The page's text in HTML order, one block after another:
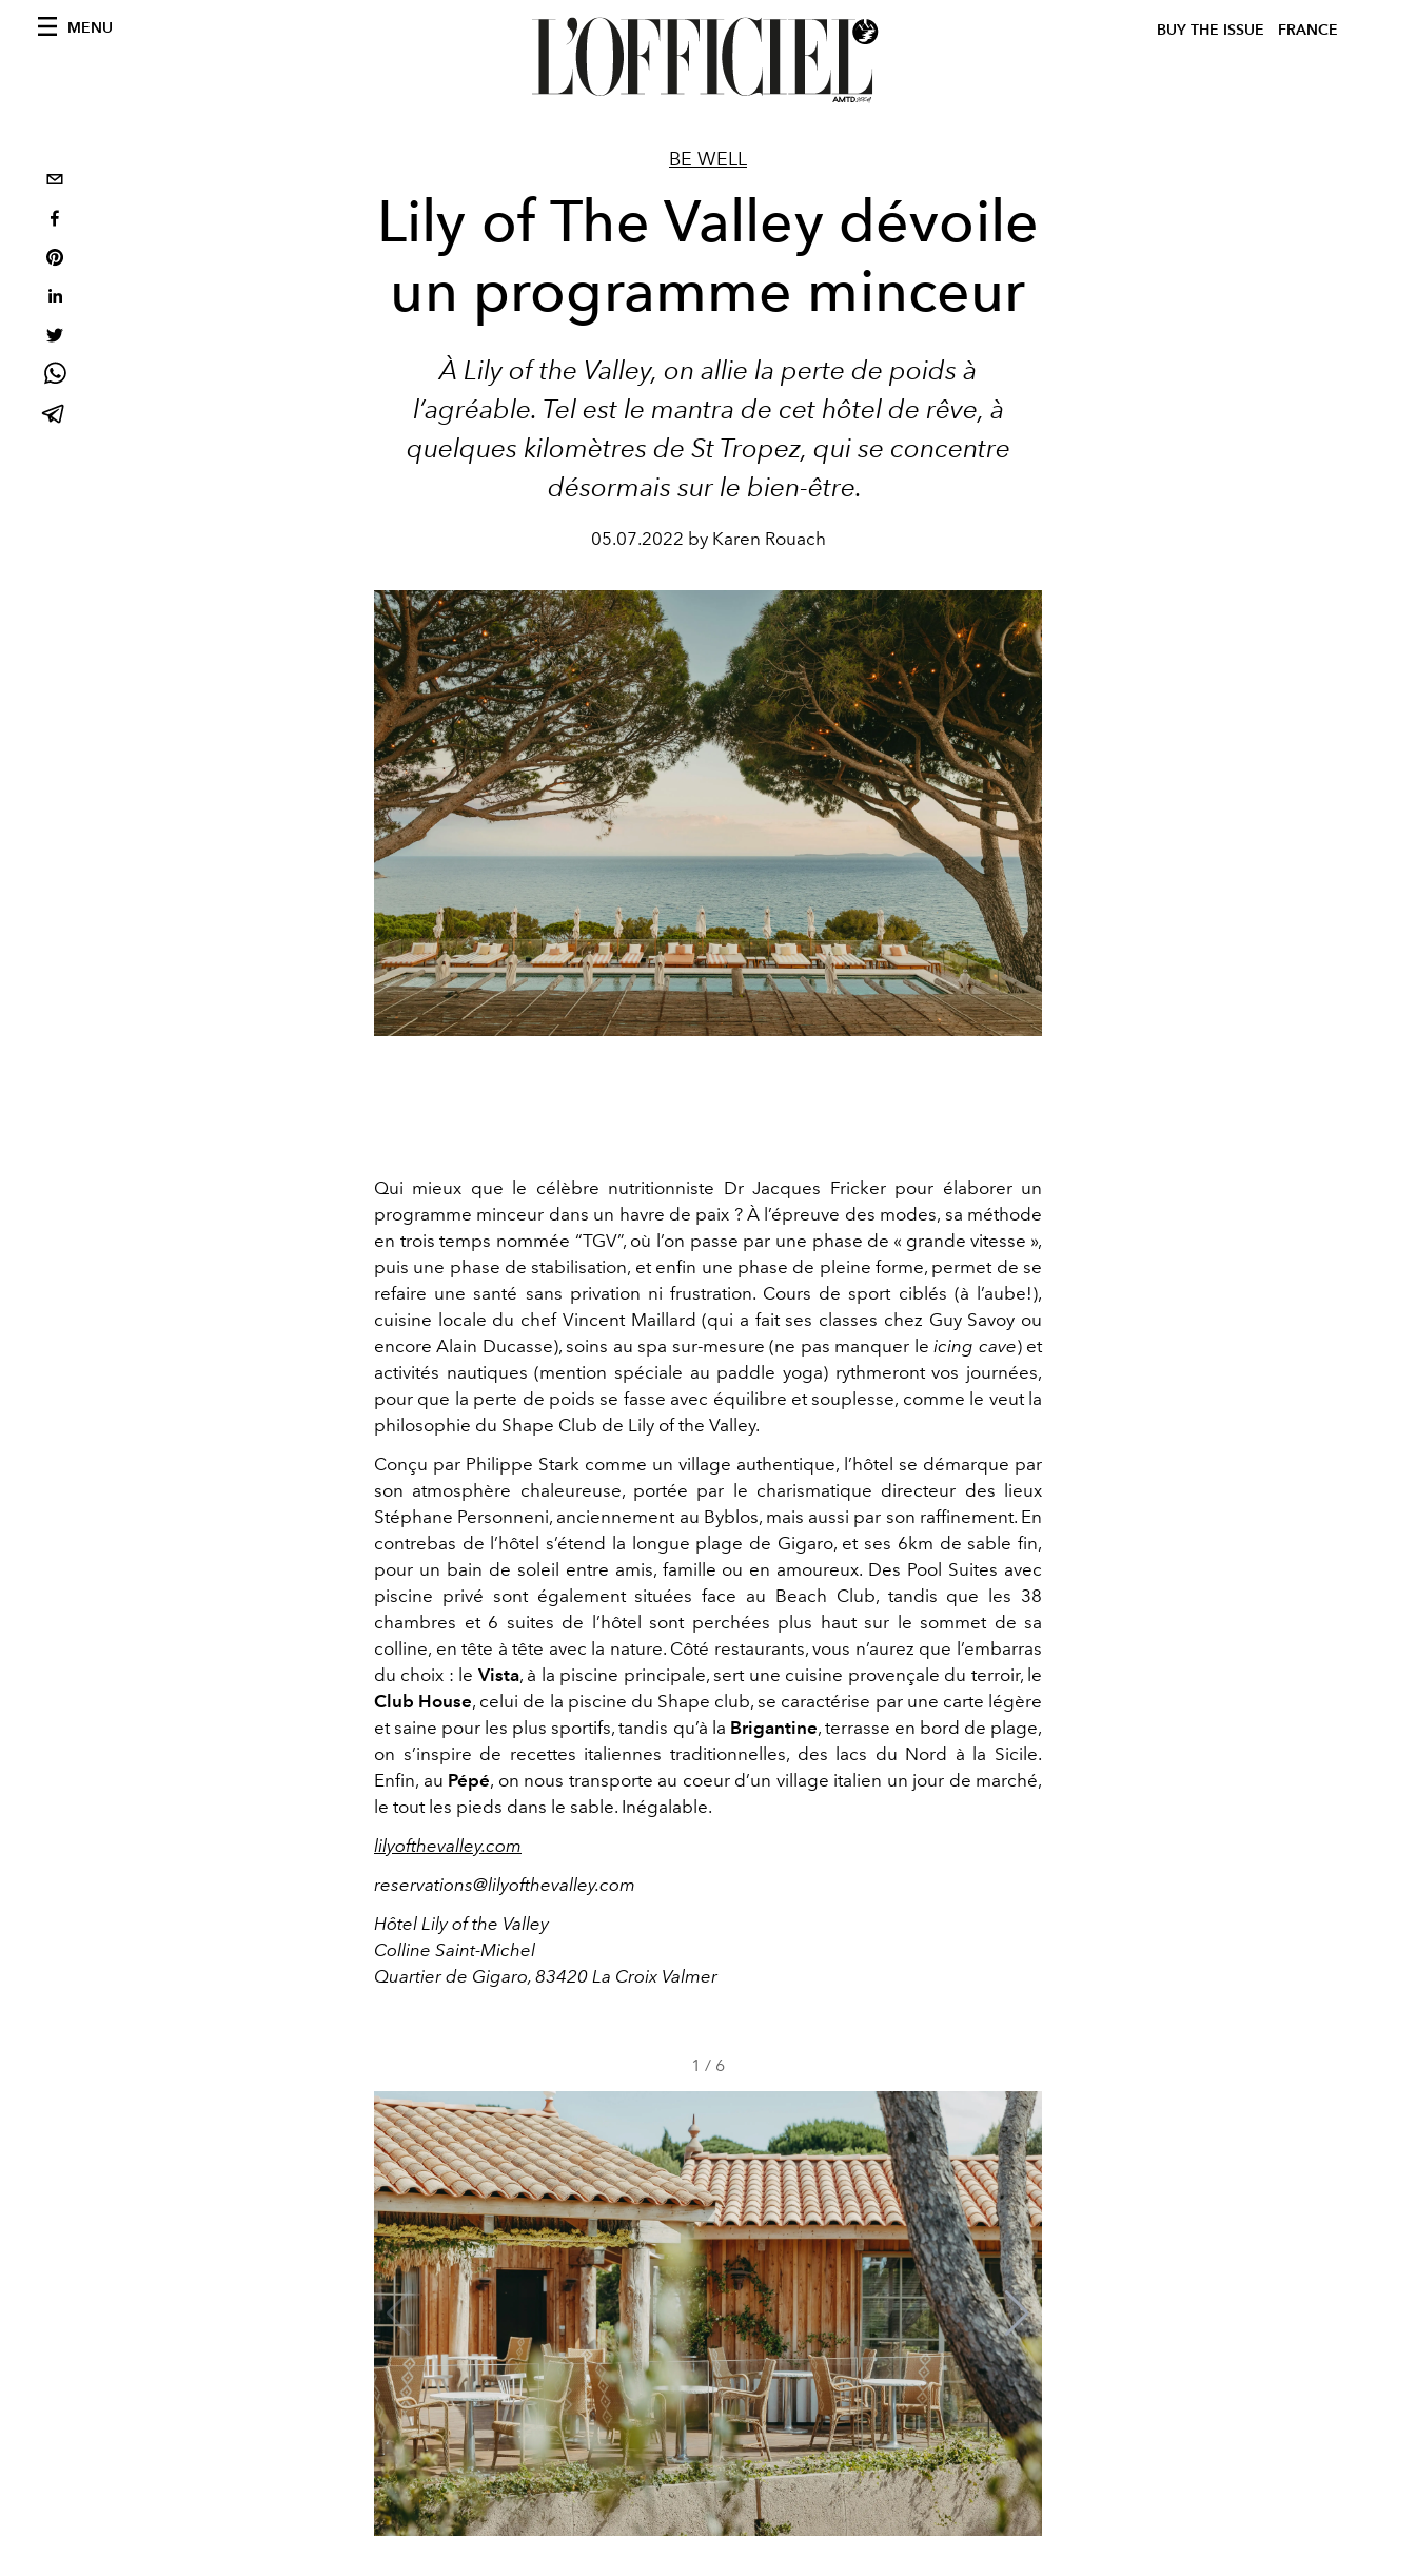
MENU BUY THE ISSUE FRANCE
BE WELL
Lily of The Valley dévoile
un programme minceur
À Lily of the Valley, on allie la perte de poids à
l’agréable. Tel est le mantra de cet hôtel de rêve, à
quelques kilomètres de St Tropez, qui se concentre
désormais sur le bien-être.
05.07.2022 by Karen Rouach
Qui mieux que le célèbre nutritionniste Dr Jacques Fricker pour élaborer un
programme minceur dans un havre de paix ?À l’épreuve des modes, sa méthode
en trois temps nommée “TGV”, où l’on passe par une phase de « grande vitesse »,
puis une phase de stabilisation, et enfin une phase de pleine forme, permet de se
refaire une santé sans privation ni frustration. Cours de sport ciblés (à l’aube!),
cuisine locale du chef Vincent Maillard (qui a fait ses classes chez Guy Savoy ou
encore Alain Ducasse), soins au spa sur-mesure (ne pas manquer leicing cave) et
activités nautiques (mention spéciale au paddle yoga) rythmeront vos journées,
pour que la perte de poids se fasse avec équilibre et souplesse, comme le veut la
philosophie du Shape Club de Lily of the Valley.
Conçu par Philippe Stark comme un village authentique, l’hôtel se démarque par
son atmosphère chaleureuse, portée par le charismatique directeur des lieux
Stéphane Personneni, anciennement au Byblos, mais aussi par son raffinement. En
contrebas de l’hôtel s’étend la longue plage de Gigaro, et ses 6km de sable fin,
pour un bain de soleil entre amis, famille ou en amoureux. Des Pool Suites avec
piscine privé sont également situées face au Beach Club, tandis que les 38
chambres et 6 suites de l’hôtel sont perchées plus haut sur le sommet de sa
colline, en tête à tête avec la nature. Côté restaurants, vous n’aurez que l’embarras
du choix : le Vista, à la piscine principale, sert une cuisine provençale du terroir, le
Club House, celui de la piscine du Shape club, se caractérise par une carte légère
et saine pour les plus sportifs, tandis qu’à la Brigantine, terrasse en bord de plage,
on s’inspire de recettes italiennes traditionnelles, des lacs du Nord à la Sicile.
Enfin, au Pépé, on nous transporte au coeur d’un village italien un jour de marché,
le tout les pieds dans le sable. Inégalable.
lilyofthevalley.com
reservations@lilyofthevalley.com
Hôtel Lily of the Valley
Colline Saint-Michel
Quartier de Gigaro, 83420 La Croix Valmer
1 / 6